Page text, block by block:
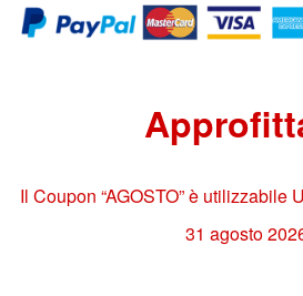
Il Coupon “AGOSTO” è utilizzabile
31 agosto